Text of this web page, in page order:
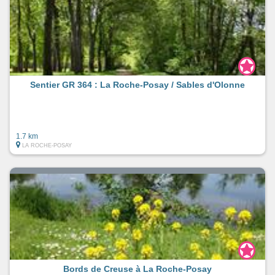
Sentier GR 364 : La Roche-Posay / Sables d'Olonne
1.7 km
LA ROCHE-POSAY
Bords de Creuse à La Roche-Posay